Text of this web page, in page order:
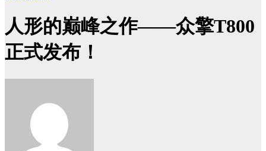
人形的巅峰之作——众擎T800
正式发布！